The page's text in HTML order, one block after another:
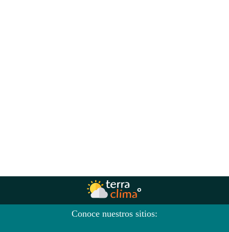
Conoce nuestros sitios: